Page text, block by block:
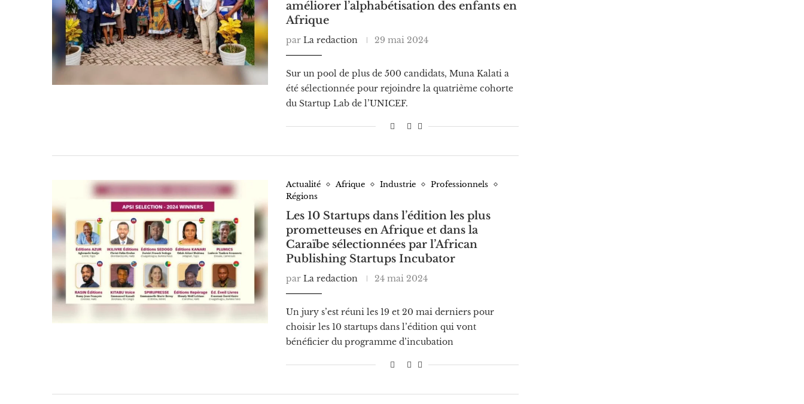
améliorer l’alphabétisation des enfants en
Afrique
par La redaction 29 mai 2024
Sur un pool de plus de 500 candidats, Muna Kalati a
été sélectionnée pour rejoindre la quatrième cohorte
du Startup Lab de l’UNICEF.
Actualité Afrique Industrie
Professionnels
Régions
Les 10 Startups dans l’édition les plus
prometteuses en Afrique et dans la
Caraïbe sélectionnées par l’African
Publishing Startups Incubator
par La redaction 24 mai 2024
Un jury s’est réuni les 19 et 20 mai derniers pour
choisir les 10 startups dans l’édition qui vont
bénéficier du programme d’incubation